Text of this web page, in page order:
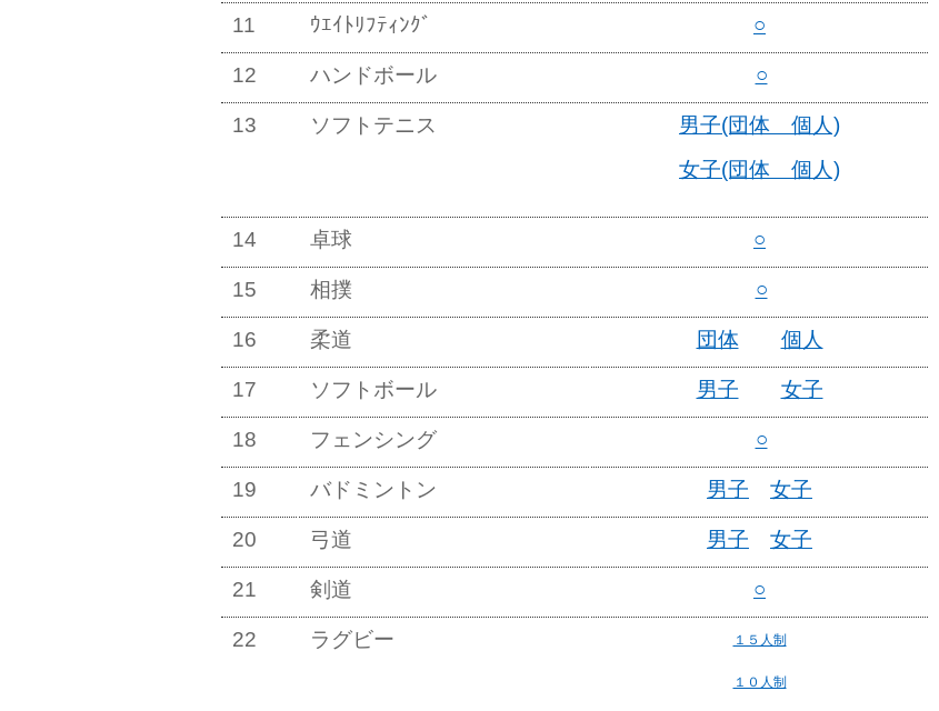
11 ｳｴｲﾄﾘﾌﾃｨﾝｸﾞ ○
12 ハンドボール ○
13 ソフトテニス
男子(団体 個人)
女子(団体 個人)
14 卓球 ○
15 相撲 ○
16 柔道 団体 個人
17 ソフトボール 男子 女子
18 フェンシング ○
19 バドミントン 男子 女子
20 弓道 男子 女子
21 剣道 ○
22 ラグビー １５人制
１０人制